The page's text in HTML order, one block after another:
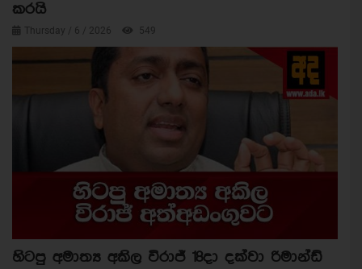
කරයි
Thursday / 6 / 2026 549
හිටපු අමාත්‍ය අකිල විරාජ් 18දා දක්වා රිමාන්ඩ්